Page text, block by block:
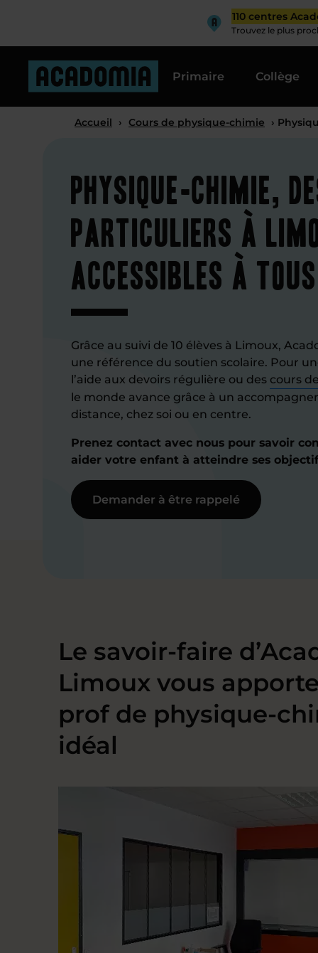
110 centres
Trouvez le plus
Primaire Collège
Accueil › Cours de physique-chimie ›
Physique-chimie,
particuliers à
accessibles à tous
Grâce au suivi de 10 élèves à Limoux,
une référence du soutien scolaire. Pour
l’aide aux devoirs régulière ou des cours
le monde avance grâce à un
distance, chez soi ou en centre.
Prenez contact avec nous pour savoir
aider votre enfant à atteindre ses
Demander à être rappelé
Le savoir-faire
Limoux vous
prof de physique-
idéal